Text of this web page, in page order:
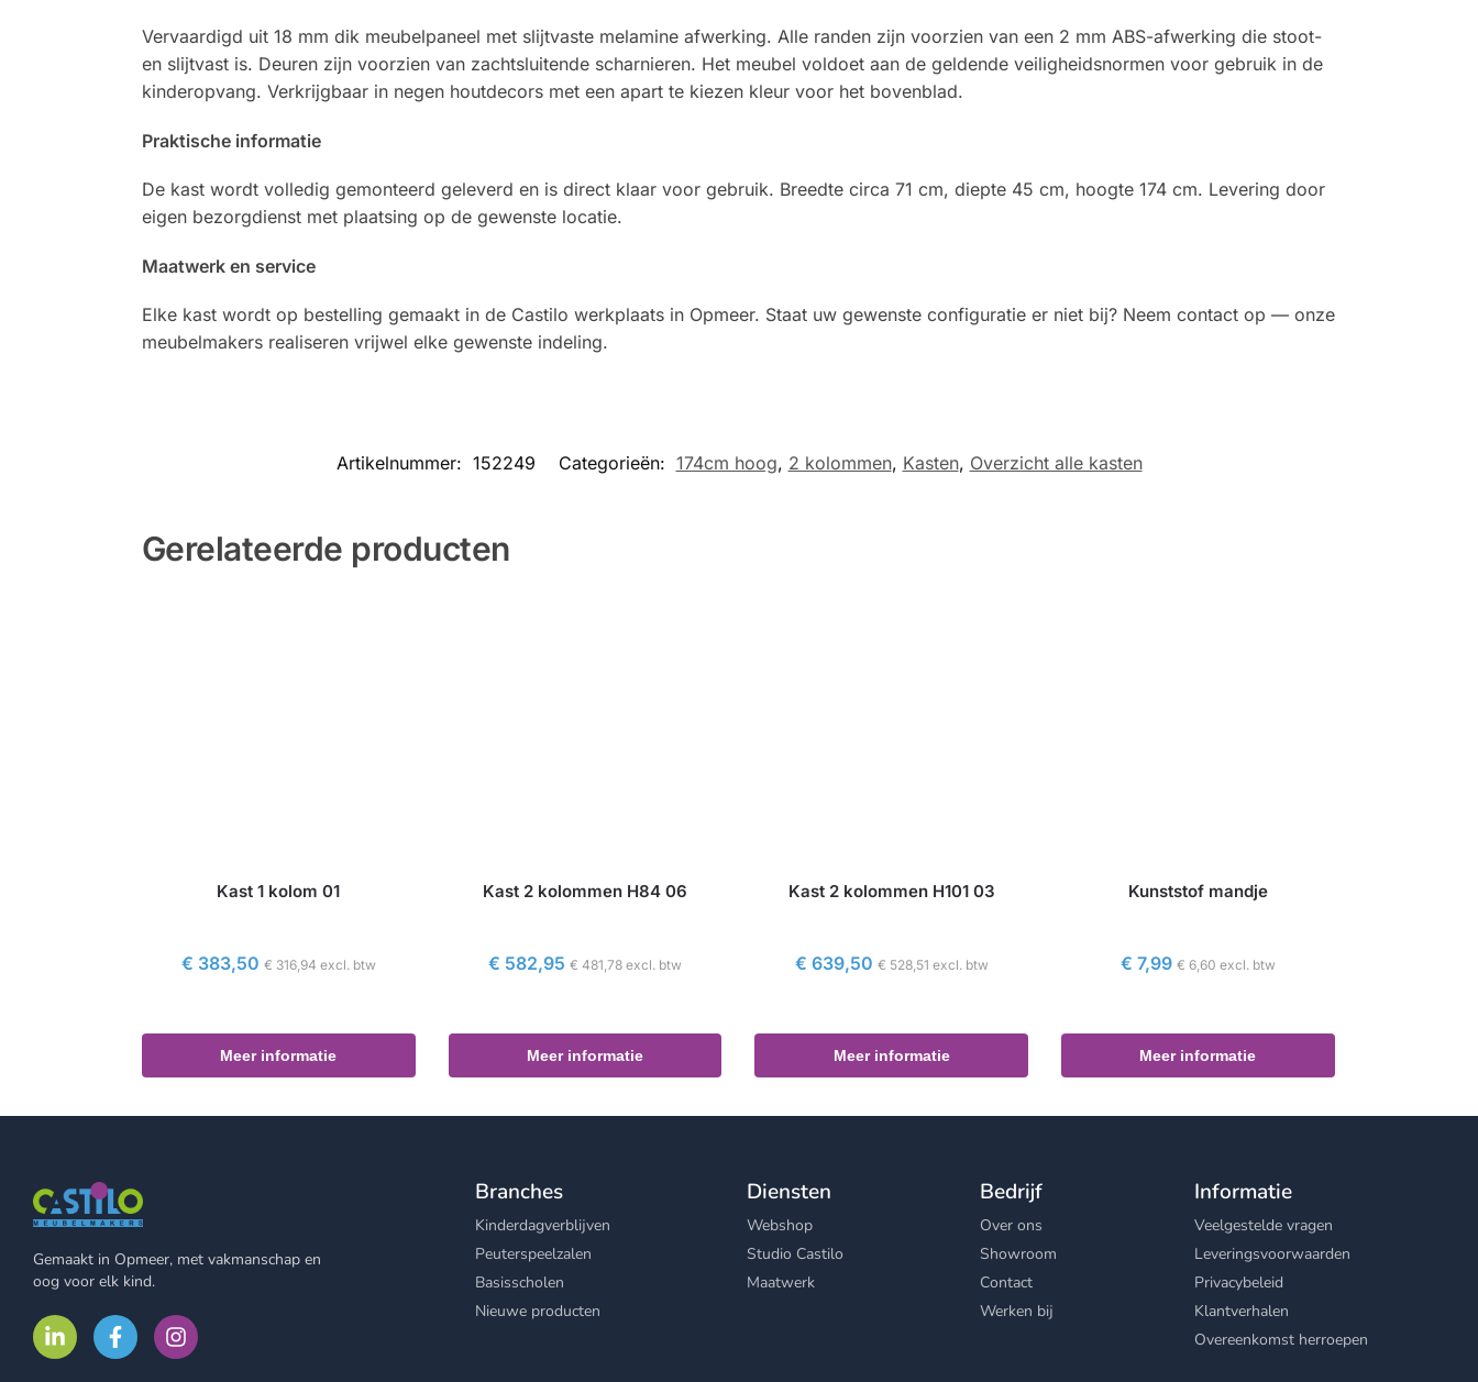
Vervaardigd uit 18 mm dik meubelpaneel met slijtvaste melamine afwerking. Alle randen zijn voorzien van een 2 mm ABS-afwerking die stoot-
en slijtvast is. Deuren zijn voorzien van zachtsluitende scharnieren. Het meubel voldoet aan de geldende veiligheidsnormen voor gebruik in de
kinderopvang. Verkrijgbaar in negen houtdecors met een apart te kiezen kleur voor het bovenblad.
Praktische informatie
De kast wordt volledig gemonteerd geleverd en is direct klaar voor gebruik. Breedte circa 71 cm, diepte 45 cm, hoogte 174 cm. Levering door
eigen bezorgdienst met plaatsing op de gewenste locatie.
Maatwerk en service
Elke kast wordt op bestelling gemaakt in de Castilo werkplaats in Opmeer. Staat uw gewenste configuratie er niet bij? Neem contact op — onze
meubelmakers realiseren vrijwel elke gewenste indeling.
Artikelnummer: 152249 Categorieën: 174cm hoog, 2 kolommen, Kasten, Overzicht alle kasten
Gerelateerde producten
Kast 1 kolom 01
€ 383,50 € 316,94 excl. btw
Meer informatie
Kast 2 kolommen H84 06
€ 582,95 € 481,78excl. btw
Meer informatie
Kast 2 kolommen H101 03
€ 639,50 € 528,51 excl. btw
Meer informatie
Kunststof mandje
€ 7,99 € 6,60 excl. btw
Meer informatie
Gemaakt in Opmeer, met vakmanschap en
oog voor elk kind.
Branches
Kinderdagverblijven
Peuterspeelzalen
Basisscholen
Nieuwe producten
Diensten
Webshop
Studio Castilo
Maatwerk
Bedrijf
Over ons
Showroom
Contact
Werken bij
Informatie
Veelgestelde vragen
Leveringsvoorwaarden
Privacybeleid
Klantverhalen
Overeenkomst herroepen